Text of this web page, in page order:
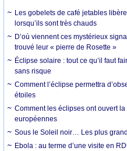
Les gobelets de café jetables
lorsqu’ils sont très chauds
D’où viennent ces mystérieux
trouvé leur « pierre de Rosette »
Éclipse solaire : tout ce qu’il faut
sans risque
Comment l’éclipse permettra
étoiles
Comment les éclipses ont ouvert
européennes
Sous le Soleil noir… Les plus
Ebola : au terme d’une visite en